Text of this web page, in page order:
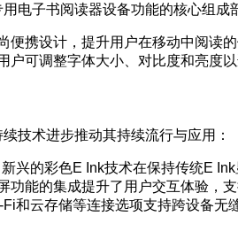
电子书阅读器设备功能的核心组成
便携设计，提升用户在移动中阅读的
户可调整字体大小、对比度和亮度
技术进步推动其持续流行与应用：
新兴的彩色E Ink技术在保持传统E
功能的集成提升了用户交互体验，
Fi和云存储等连接选项支持跨设备无